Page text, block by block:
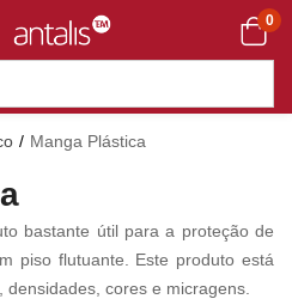
0
Manga Plástica
bastante útil para a proteção de
piso flutuante. Este produto está
cores e micragens.